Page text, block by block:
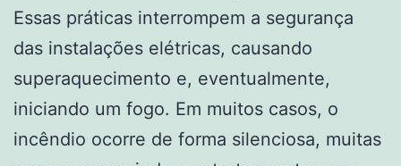
Essas práticas interrompem a segurança
das instalações elétricas, causando
superaquecimento e, eventualmente,
iniciando um fogo. Em muitos casos, o
incêndio ocorre de forma silenciosa, muitas